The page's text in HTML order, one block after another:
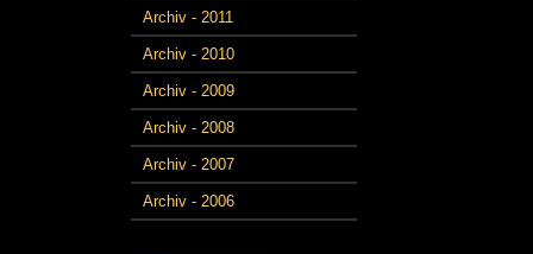
Archiv - 2011
Archiv - 2010
Archiv - 2009
Archiv - 2008
Archiv - 2007
Archiv - 2006